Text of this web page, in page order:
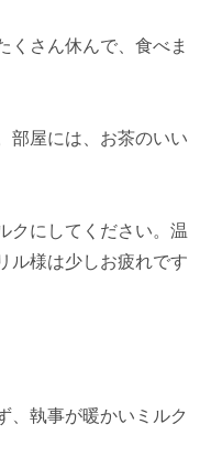
くさん休んで、食べま
部屋には、お茶のいい
クにしてください。温
ル様は少しお疲れです
、執事が暖かいミルク